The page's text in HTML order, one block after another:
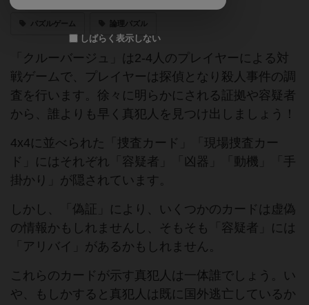
パズルゲーム 論理パズル
「クルーバージュ」は2-4人のプレイヤーによる対
戦ゲームで、プレイヤーは探偵となり殺人事件の調
査を行います。徐々に明らかにされる証拠や容疑者
から、誰よりも早く真犯人を見つけ出しましょう！
4x4に並べられた「捜査カード」「現場捜査カー
ド」にはそれぞれ「容疑者」「凶器」「動機」「手
掛かり」が隠されています。
しかし、「偽証」により、いくつかのカードは虚偽
の情報かもしれませんし、そもそも「容疑者」には
「アリバイ」があるかもしれません。
これらのカードが示す真犯人は一体誰でしょう。い
や、もしかすると真犯人は既に国外逃亡しているか
しばらく表示しない